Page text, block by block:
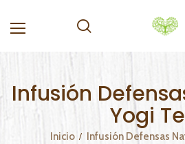
Infusión
Yogi
Inicio Infusión Defensas